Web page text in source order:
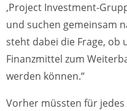
‚Project Investment-
und suchen gemeinsam
steht dabei die Frage, ob
Finanzmittel zum
werden können.“
Vorher müssten für